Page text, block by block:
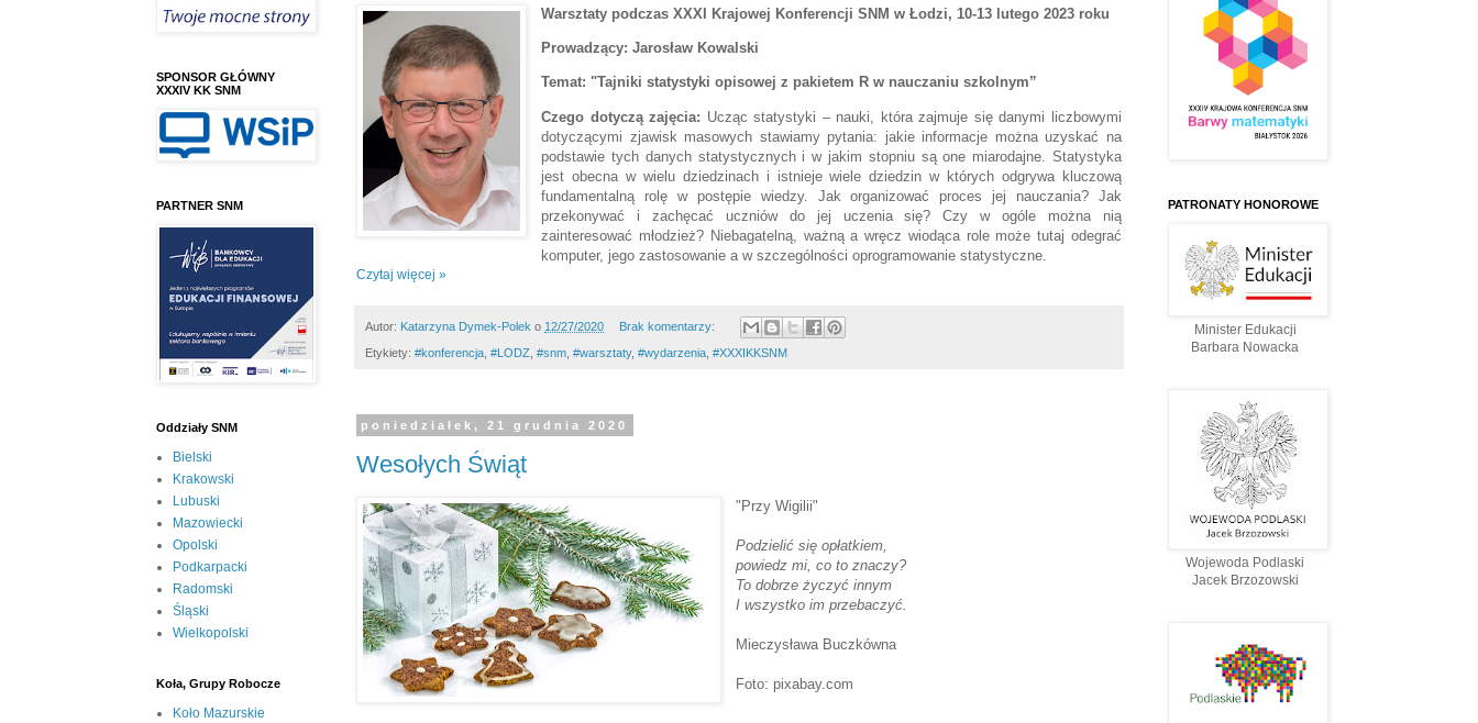
Warsztaty podczas XXXI Krajowej Konferencji SNM w Łodzi, 10-13 lutego 2023 roku
Prowadzący: Jarosław Kowalski
Temat: "Tajniki statystyki opisowej z pakietem R w nauczaniu szkolnym”
Czego dotyczą zajęcia: Ucząc statystyki – nauki, która zajmuje się danymi liczbowymi
dotyczącymi zjawisk masowych stawiamy pytania: jakie informacje można uzyskać na
podstawie tych danych statystycznych i w jakim stopniu są one miarodajne. Statystyka
jest obecna w wielu dziedzinach i istnieje wiele dziedzin w których odgrywa kluczową
fundamentalną rolę w postępie wiedzy. Jak organizować proces jej nauczania? Jak
przekonywać i zachęcać uczniów do jej uczenia się? Czy w ogóle można nią
zainteresować młodzież? Niebagatelną, ważną a wręcz wiodąca role może tutaj odegrać
komputer, jego zastosowanie a w szczególności oprogramowanie statystyczne.
Czytaj więcej »
Autor: Katarzyna Dymek-Polek o 12/27/2020 Brak komentarzy:
Etykiety: #konferencja #LODZ #snm #warsztaty, #wydarzenia #XXXIKKSNM
poniedziałek, 21 grudnia 2020
Wesołych Świąt
"Przy Wigilii"
Podzielić się opłatkiem,
powiedz mi, co to znaczy?
To dobrze życzyć innym
I wszystko im przebaczyć.
Mieczysława Buczkówna
Foto: pixabay.com
SPONSOR GŁÓWNY
XXXIV KK SNM
PARTNER SNM
Oddziały SNM
Bielski
Krakowski
Lubuski
Mazowiecki
Opolski
Podkarpacki
Radomski
Śląski
Wielkopolski
Koła, Grupy Robocze
Koło Mazurskie
PATRONATY HONOROWE
Minister Edukacji
Barbara Nowacka
Wojewoda Podlaski
Jacek Brzozowski